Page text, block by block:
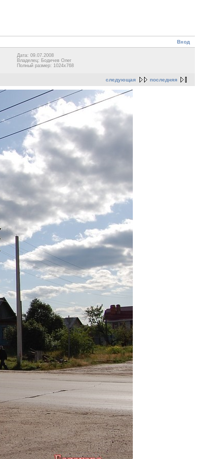
Вход
Дата: 09.07.2008
Владелец: Бодичев Олег
Полный размер: 1024x768
следующая последняя